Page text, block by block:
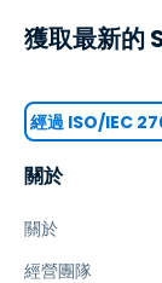
關於
關於
經營團隊
獲取最新的
經過 ISO/IEC